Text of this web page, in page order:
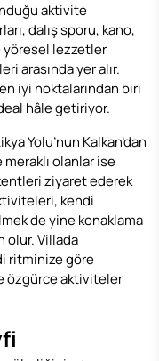
aktivite
dalış sporu, kano,
yöresel lezzetler
arasında yer alır.
iyi noktalarından biri
hâle getiriyor.
Yolu’nun Kalkan’dan
olanlar ise
ziyaret ederek
kendi
de yine konaklama
olur. Villada
ritminize göre
özgürce aktiviteler